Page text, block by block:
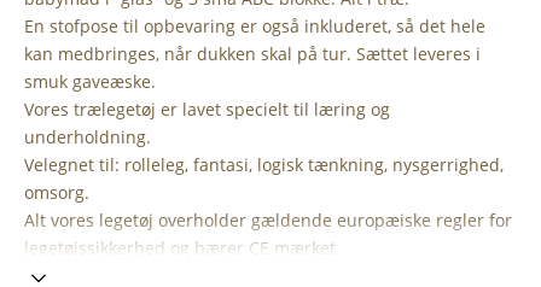
En stofpose til opbevaring er også inkluderet, så det hele
kan medbringes, når dukken skal på tur. Sættet leveres i
smuk gaveæske.
Vores trælegetøj er lavet specielt til læring og
underholdning.
Velegnet til: rolleleg, fantasi, logisk tænkning, nysgerrighed,
omsorg.
Alt vores legetøj overholder gældende europæiske regler for
legetøjssikkerhed og bærer CE mærket.